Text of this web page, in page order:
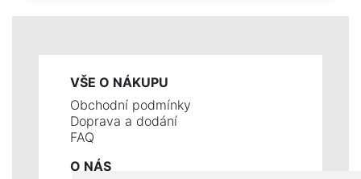
VŠE O NÁKUPU
Obchodní podmínky
Doprava a dodání
FAQ
O NÁS